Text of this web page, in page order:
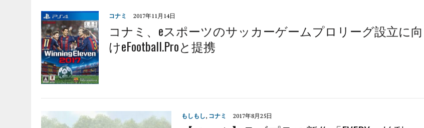
コナミ 2017年11月14日
コナミ、eスポーツのサッカーゲームプロリーグ設立に向
けeFootball.Proと提携
もしもし, コナミ 2017年8月25日